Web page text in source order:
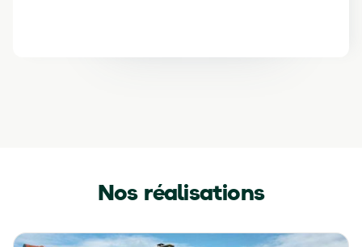
Nos réalisations